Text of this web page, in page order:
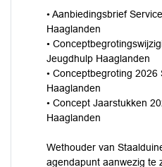
• Aanbiedingsbrief
Haaglanden
•
Jeugdhulp Haaglanden
• Conceptbegroting
Haaglanden
• Concept Jaarstukken
Haaglanden
Wethouder van
agendapunt aanwezig te